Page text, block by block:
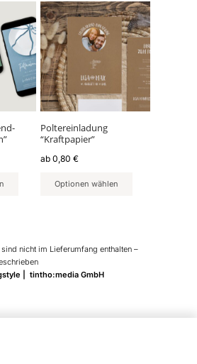
Poltereinladung
“Kraftpapier”
ab0,80€
Optionen wählen
Dieses
Produkt
weist
mehrere
Varianten
auf.
Die
Optionen
können
auf
der
gewählt
nicht im Lieferumfang enthalten –
| tintho:media GmbH